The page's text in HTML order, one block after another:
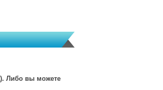
Либо вы можете